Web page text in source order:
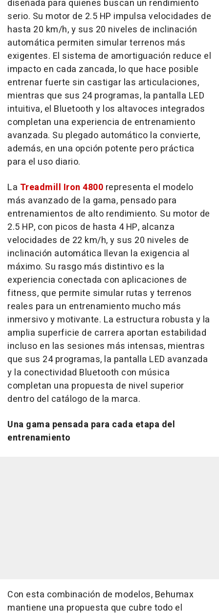
diseñada para quienes buscan un rendimiento
serio. Su motor de 2.5 HP impulsa velocidades de
hasta 20 km/h, y sus 20 niveles de inclinación
automática permiten simular terrenos más
exigentes. El sistema de amortiguación reduce el
impacto en cada zancada, lo que hace posible
entrenar fuerte sin castigar las articulaciones,
mientras que sus 24 programas, la pantalla LED
intuitiva, el Bluetooth y los altavoces integrados
completan una experiencia de entrenamiento
avanzada. Su plegado automático la convierte,
además, en una opción potente pero práctica
para el uso diario.
La Treadmill Iron 4800 representa el modelo
más avanzado de la gama, pensado para
entrenamientos de alto rendimiento. Su motor de
2.5 HP, con picos de hasta 4 HP, alcanza
velocidades de 22 km/h, y sus 20 niveles de
inclinación automática llevan la exigencia al
máximo. Su rasgo más distintivo es la
experiencia conectada con aplicaciones de
fitness, que permite simular rutas y terrenos
reales para un entrenamiento mucho más
inmersivo y motivante. La estructura robusta y la
amplia superficie de carrera aportan estabilidad
incluso en las sesiones más intensas, mientras
que sus 24 programas, la pantalla LED avanzada
y la conectividad Bluetooth con música
completan una propuesta de nivel superior
dentro del catálogo de la marca.
Una gama pensada para cada etapa del
entrenamiento
Con esta combinación de modelos, Behumax
mantiene una propuesta que cubre todo el